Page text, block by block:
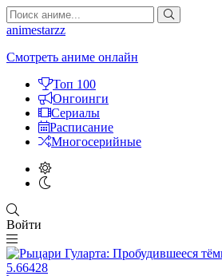
animestarzz
Смотреть аниме онлайн
Топ 100
Онгоинги
Сериалы
Расписание
Многосерийные
Войти
5.66428